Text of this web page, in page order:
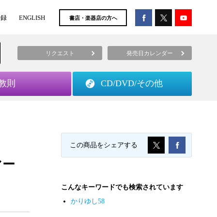
ENGLISH 書店・楽器店の方へ
リクエスト 発売日カレンダー
則 CD/DVD/その他
この商品をシェアする
こんなキーワードでも検索されています
かりゆし58